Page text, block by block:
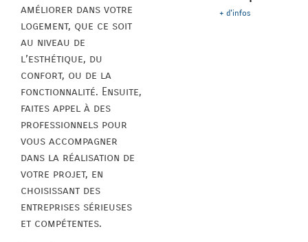
améliorer dans votre
logement, que ce soit
au niveau de
l’esthétique, du
confort, ou de la
fonctionnalité. Ensuite,
faites appel à des
professionnels pour
vous accompagner
dans la réalisation de
votre projet, en
choisissant des
entreprises sérieuses
et compétentes.
+ d'infos